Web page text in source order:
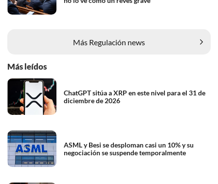
Más Regulación news
Más leídos
ChatGPT sitúa a XRP en este nivel para el 31 de
diciembre de 2026
ASML y Besi se desploman casi un 10% y su
negociación se suspende temporalmente